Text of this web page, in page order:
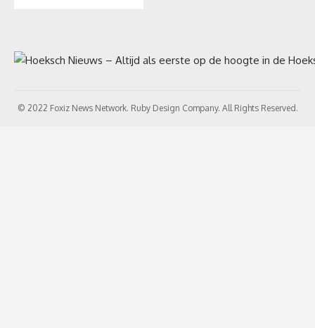
© 2022 Foxiz News Network. Ruby Design Company. All Rights Reserved.